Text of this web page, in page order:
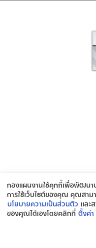
กองแผนงานใช้คุกกี้เพื่อพัฒนา
การใช้เว็บไซต์ของคุณ คุณสาม
นโยบายความเป็นส่วนตัว และ
ของคุณได้เองโดยคลิกที่ ตั้งค่า